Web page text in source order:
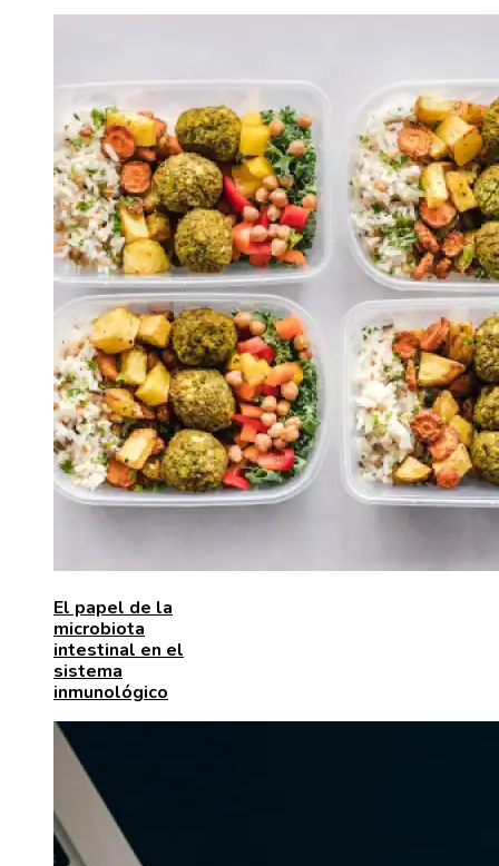
El papel de la
microbiota
intestinal en el
sistema
inmunológico